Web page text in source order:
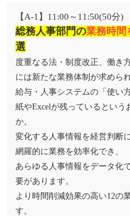
【A-1】11:00～11:50(50
総務人事部門の業務時間
選
度重なる法・制度改正、働き
には新たな業務体制が求めら
給与・人事システムの「使い
紙やExcelが残っているという
か。
変化する人事情報を経営判断
網羅的に業務を効率化でき、
あらゆる人事情報をデータ化
要があります。
より時間削減効果の高い12の
す。